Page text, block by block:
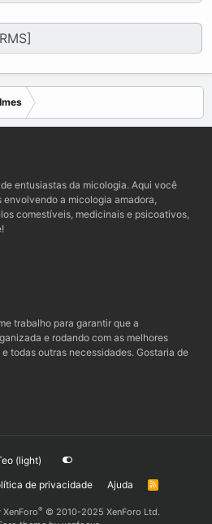
entusiastas da micologia. Aqui você
a micologia amadora,
comestíveis, medicinais e psicoativos,
trabalho para garantir que a
e rodando com as melhores
todas outras necessidades. Gostaria de
(light)
de privacidade Ajuda
R
® © 2010-2025 XenForo Ltd.